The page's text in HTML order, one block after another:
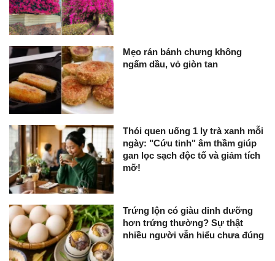
Mẹo rán bánh chưng không
ngấm dầu, vỏ giòn tan
Thói quen uống 1 ly trà xanh mỗi
ngày: "Cứu tinh" âm thầm giúp
gan lọc sạch độc tố và giảm tích
mỡ!
Trứng lộn có giàu dinh dưỡng
hơn trứng thường? Sự thật
nhiều người vẫn hiểu chưa đúng